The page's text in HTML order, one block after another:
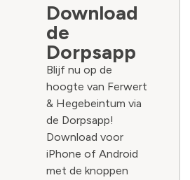
Download
de
Dorpsapp
Blijf nu op de
hoogte van Ferwert
& Hegebeintum via
de Dorpsapp!
Download voor
iPhone of Android
met de knoppen